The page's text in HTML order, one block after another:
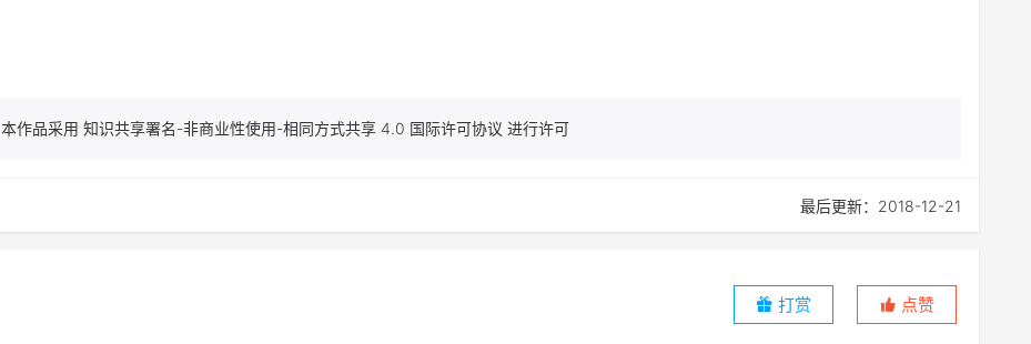
本作品采用 知识共享署名-非商业性使用-相同方式共享 4.0 国际许可协议 进行许可
最后更新：2018-12-21
打赏 点赞